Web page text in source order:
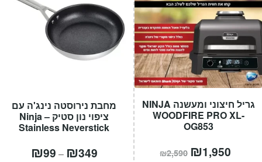
מחבת נירוסטה נינג'ה עם
ציפוי נון סטיק – Ninja
Stainless Neverstick
₪99 – ₪349טווח
מחירים:
גריל חיצוני ומעשנה NINJA
WOODFIRE PRO XL-
OG853
₪2,590 המחיר
המקורי
₪1,950